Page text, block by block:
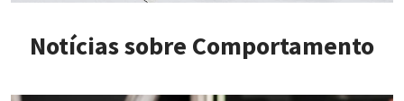
Notícias sobre Comportamento